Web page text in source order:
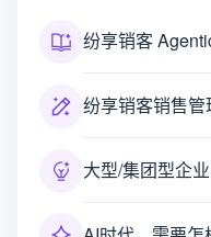
纷享销客
纷享销客销售
大型/集团型企